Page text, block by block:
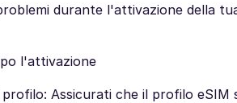
durante l'attivazione della
l'attivazione
Assicurati che il profilo